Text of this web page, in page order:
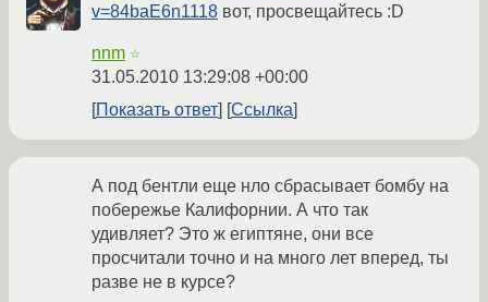
v=84baE6n1118 вот, просвещайтесь :D
nnm ☆
31.05.2010 13:29:08 +00:00
Показать ответ
Ссылка
А под бентли еще нло сбрасывает бомбу на
побережье Калифорнии. А что так
удивляет? Это ж египтяне, они все
просчитали точно и на много лет вперед, ты
разве не в курсе?